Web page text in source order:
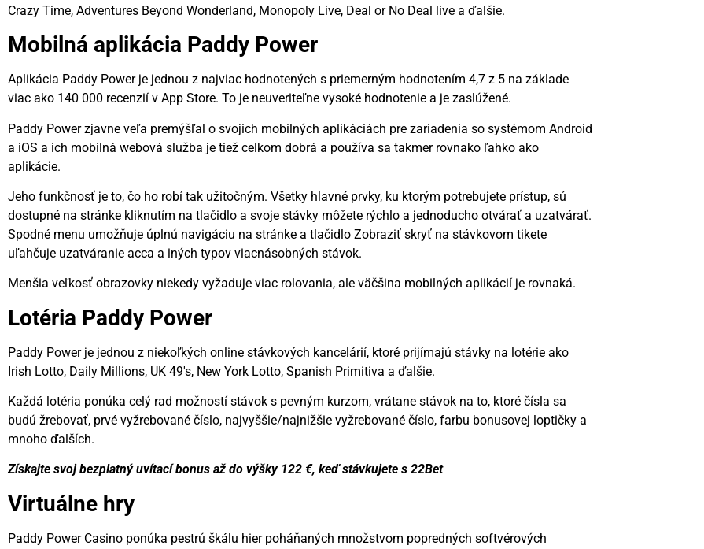
Crazy Time, Adventures Beyond Wonderland, Monopoly Live, Deal or No Deal live a ďalšie.
Mobilná aplikácia Paddy Power
Aplikácia Paddy Power je jednou z najviac hodnotených s priemerným hodnotením 4,7 z 5 na základe
viac ako 140 000 recenzií v App Store. To je neuveriteľne vysoké hodnotenie a je zaslúžené.
Paddy Power zjavne veľa premýšľal o svojich mobilných aplikáciách pre zariadenia so systémom Android
a iOS a ich mobilná webová služba je tiež celkom dobrá a používa sa takmer rovnako ľahko ako
aplikácie.
Jeho funkčnosť je to, čo ho robí tak užitočným. Všetky hlavné prvky, ku ktorým potrebujete prístup, sú
dostupné na stránke kliknutím na tlačidlo a svoje stávky môžete rýchlo a jednoducho otvárať a uzatvárať.
Spodné menu umožňuje úplnú navigáciu na stránke a tlačidlo Zobraziť skryť na stávkovom tikete
uľahčuje uzatváranie acca a iných typov viacnásobných stávok.
Menšia veľkosť obrazovky niekedy vyžaduje viac rolovania, ale väčšina mobilných aplikácií je rovnaká.
Lotéria Paddy Power
Paddy Power je jednou z niekoľkých online stávkových kancelárií, ktoré prijímajú stávky na lotérie ako
Irish Lotto, Daily Millions, UK 49's, New York Lotto, Spanish Primitiva a ďalšie.
Každá lotéria ponúka celý rad možností stávok s pevným kurzom, vrátane stávok na to, ktoré čísla sa
budú žrebovať, prvé vyžrebované číslo, najvyššie/najnižšie vyžrebované číslo, farbu bonusovej loptičky a
mnoho ďalších.
Získajte svoj bezplatný uvítací bonus až do výšky 122 €, keď stávkujete s 22Bet
Virtuálne hry
Paddy Power Casino ponúka pestrú škálu hier poháňaných množstvom popredných softvérových